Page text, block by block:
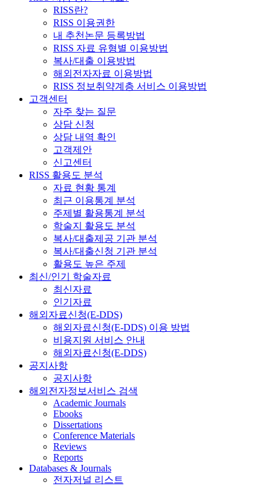
RISS란?
RISS 이용권한
내 추천논문 등록방법
RISS 자료 유형별 이용방법
복사/대출 이용방법
해외전자자료 이용방법
RISS 정보취약계층 서비스 이용방법
고객센터
자주 찾는 질문
상담 신청
상담 내역 확인
고객제안
신고센터
RISS 활용도 분석
자료 현황 통계
최근 이용통계 분석
주제별 활용통계 분석
학술지 활용도 분석
복사/대출제공 기관 분석
복사/대출신청 기관 분석
활용도 높은 주제
최신/인기 학술자료
최신자료
인기자료
해외자료신청(E-DDS)
해외자료신청(E-DDS) 이용 방법
비용지원 서비스 안내
해외자료신청(E-DDS)
공지사항
공지사항
해외전자정보서비스 검색
Academic Journals
Ebooks
Dissertations
Conference Materials
Reviews
Reports
Databases & Journals
전자저널 리스트